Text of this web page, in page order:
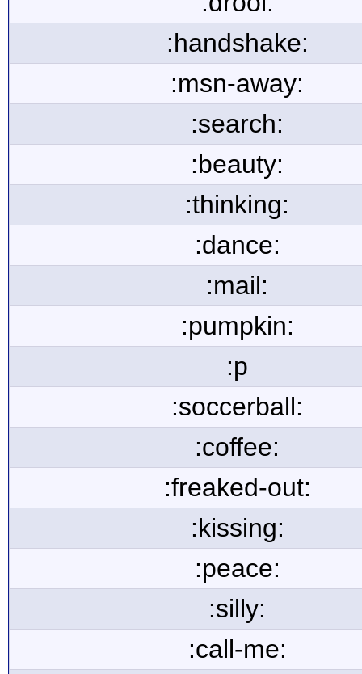
:handshake:
:msn-away:
:search:
:beauty:
:thinking:
:dance:
:mail:
:pumpkin:
:p
:soccerball:
:coffee:
:freaked-out:
:kissing:
:peace:
:silly:
:call-me: